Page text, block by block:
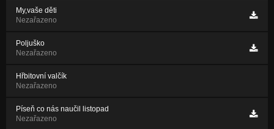
My,vaše děti
Nezařazeno
Poljuško
Nezařazeno
Hřbitovní valčík
Nezařazeno
Píseň co nás naučil listopad
Nezařazeno